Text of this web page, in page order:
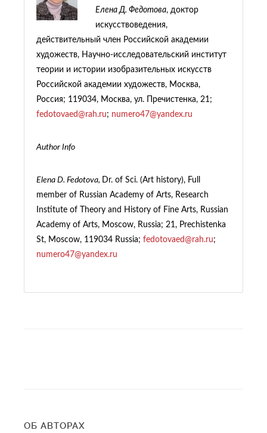
Елена Д. Федотова, доктор
искусствоведения,
действительный член Российской академии
художеств, Научно-исследовательский институт
теории и истории изобразительных искусств
Российской академии художеств, Москва,
Россия; 119034, Москва, ул. Пречистенка, 21;
fedotovaed@rah.ru; numero47@yandex.ru
Author Info
Elena D. Fedotova, Dr. of Sci. (Art history), Full
member of Russian Academy of Arts, Research
Institute of Theory and History of Fine Arts, Russian
Academy of Arts, Moscow, Russia; 21, Prechistenka
St, Moscow, 119034 Russia; fedotovaed@rah.ru;
numero47@yandex.ru
ОБ АВТОРАХ